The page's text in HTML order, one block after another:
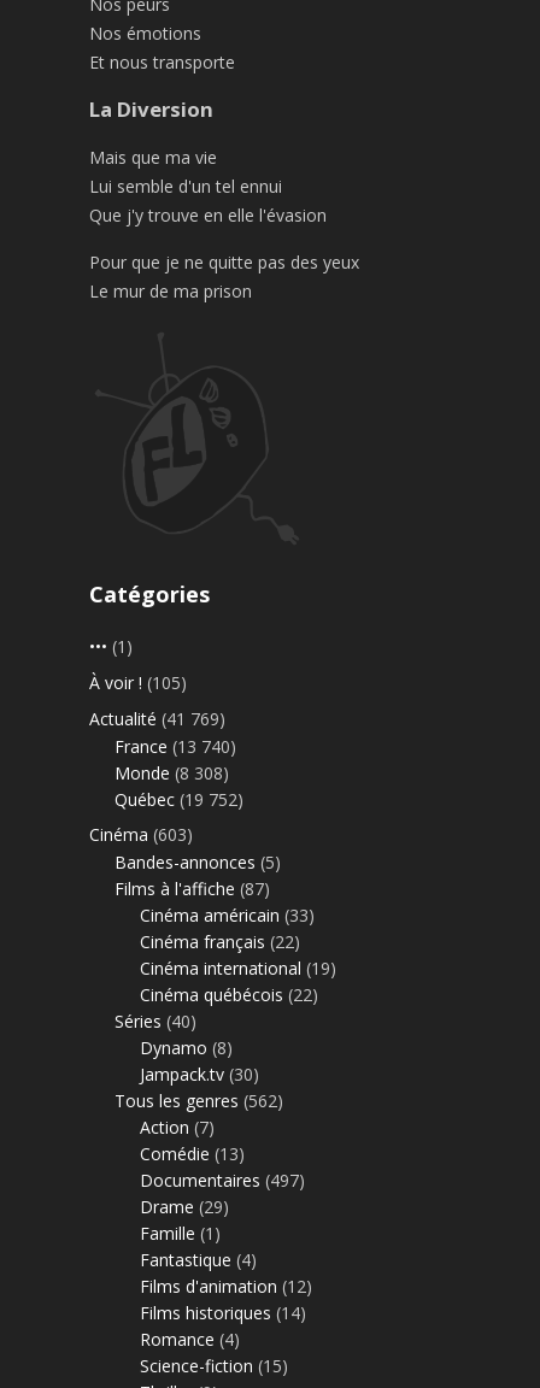
Nos émotions
Et nous transporte
La Diversion
Mais que ma vie
Lui semble d'un tel ennui
Que j'y trouve en elle l'évasion
Pour que je ne quitte pas des yeux
Le mur de ma prison
Catégories
••• (1)
À voir ! (105)
Actualité (41 769)
France (13 740)
Monde (8 308)
Québec (19 752)
Cinéma (603)
Bandes-annonces (5)
Films à l'affiche (87)
Cinéma américain (33)
Cinéma français (22)
Cinéma international (19)
Cinéma québécois (22)
Séries (40)
Dynamo (8)
Jampack.tv (30)
Tous les genres (562)
Action (7)
Comédie (13)
Documentaires (497)
Drame (29)
Famille (1)
Fantastique (4)
Films d'animation (12)
Films historiques (14)
Romance (4)
Science-fiction (15)